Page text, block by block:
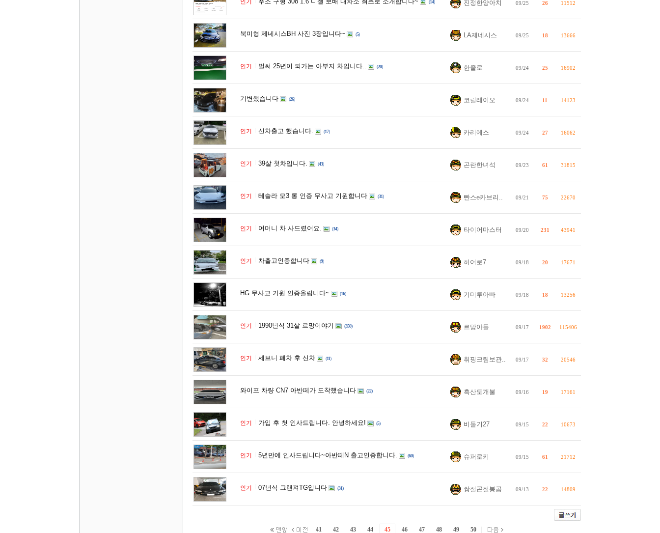
인기 (14) 진정한양아치 09/25 26 11512
북미형 제네시스BH 사진 3장입니다~ (5) LA제네시스 09/25 18 13666
인기 벌써 25년이 되가는 아부지 차입니다.. (20) 한줄로 09/24 25 16902
기변했습니다 (26) 코릴레이오 09/24 11 14123
인기 신차출고 했습니다. (17) 카리에스 09/24 27 16062
인기 39살 첫차입니다. (43) 곤란한녀석 09/23 61 31815
인기 테슬라 모3 롱 인증 무사고 기원합니다 (31) 빤스e카브리.. 09/21 75 22670
인기 어머니 차 사드렸어요. (34) 타이어마스터 09/20 231 43941
인기 차출고인증합니다 (9) 히어로7 09/18 20 17671
HG 무사고 기원 인증올립니다~ (16) 기미루아빠 09/18 18 13256
인기 1990년식 31살 르망이야기 (350) 르망아들 09/17 1902 115406
인기 세브니 폐차 후 신차 (11) 휘핑크림보관.. 09/17 32 20546
와이프 차량 CN7 아반떼가 도착했습니다 (22) 흑산도개불 09/16 19 17161
인기 가입 후 첫 인사드립니다. 안녕하세요! (5) 비둘기27 09/15 22 10673
인기 5년만에 인사드립니다~아반떼N 출고인증합니다. (60) 슈퍼로키 09/15 61 21712
인기 07년식 그랜져TG입니다 (31) 쌍절곤절봉곰 09/13 22 14809
41 42 43 44 45 46 47 48 49 50